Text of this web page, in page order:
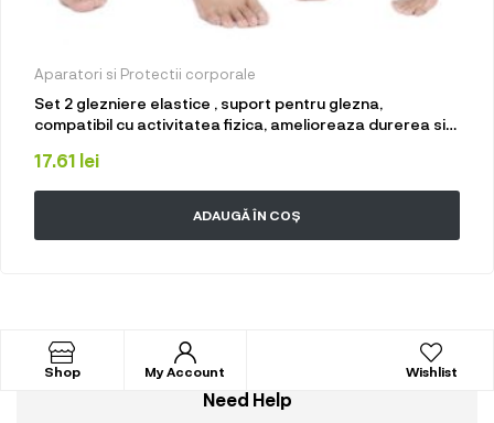
Aparatori si Protectii corporale
Set 2 glezniere elastice , suport pentru glezna,
compatibil cu activitatea fizica, amelioreaza durerea si
17.61 lei
ADAUGĂ ÎN COȘ
Shop My Account Wishlist
Need Help